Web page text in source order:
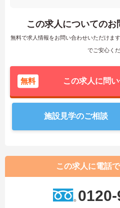
この求人についてのお
無料で求人情報をお問い合わせいただけま
でご安心くだ
無料 この求人に問
施設見学のご相談
この求人に電話